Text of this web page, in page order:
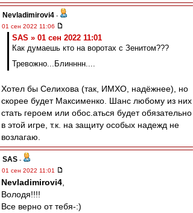
Nevladimirovi4 -
01 сен 2022 11:06
SAS » 01 сен 2022 11:01
Как думаешь кто на воротах с Зенитом???
Тревожно...Блинннн....
Хотел бы Селихова (так, ИМХО, надёжнее), но
скорее будет Максименко. Шанс любому из них
стать героем или обос.аться будет обязательно
в этой игре, т.к. на защиту особых надежд не
возлагаю.
SAS -
01 сен 2022 11:01
Nevladimirovi4
Володя!!!!
Все верно от тебя-:)